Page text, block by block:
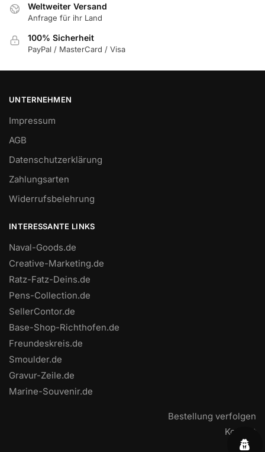
Weltweiter Versand
Anfrage für ihr Land
100% Sicherheit
PayPal / MasterCard / Visa
UNTERNEHMEN
Impressum
AGB
Datenschutzerklärung
Zahlungsarten
Widerrufsbelehrung
INTERESSANTE LINKS
Naval-Goods.de
Creative-Marketing.de
Ratz-Fatz-Deins.de
Pens-Collection.de
SellerContor.de
Base-Shop-Richthofen.de
Freundeskreis.de
Smoulder.de
Gravur-Zeile.de
Marine-Souvenir.de
Bestellung verfolgen
Kontakt
FAQ